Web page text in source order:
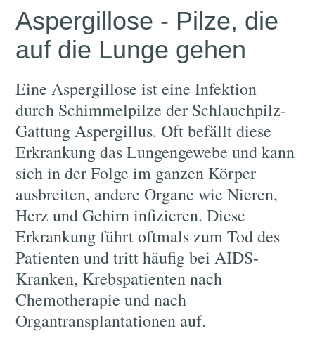
Aspergillose - Pilze, die
auf die Lunge gehen
Eine Aspergillose ist eine Infektion
durch Schimmelpilze der Schlauchpilz-
Gattung Aspergillus. Oft befällt diese
Erkrankung das Lungengewebe und kann
sich in der Folge im ganzen Körper
ausbreiten, andere Organe wie Nieren,
Herz und Gehirn infizieren. Diese
Erkrankung führt oftmals zum Tod des
Patienten und tritt häufig bei AIDS-
Kranken, Krebspatienten nach
Chemotherapie und nach
Organtransplantationen auf.